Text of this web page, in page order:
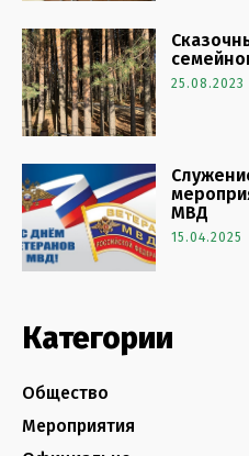
25.08.2023
МВД
15.04.2025
Категории
Общество
Мероприятия